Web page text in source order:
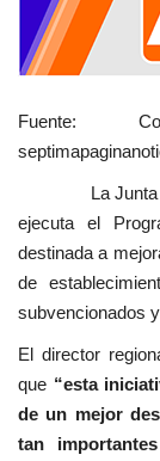
Fuente:
La Junta
ejecuta el
destinada a
de
subvencionados
El director
que “esta
de un mejor
tan